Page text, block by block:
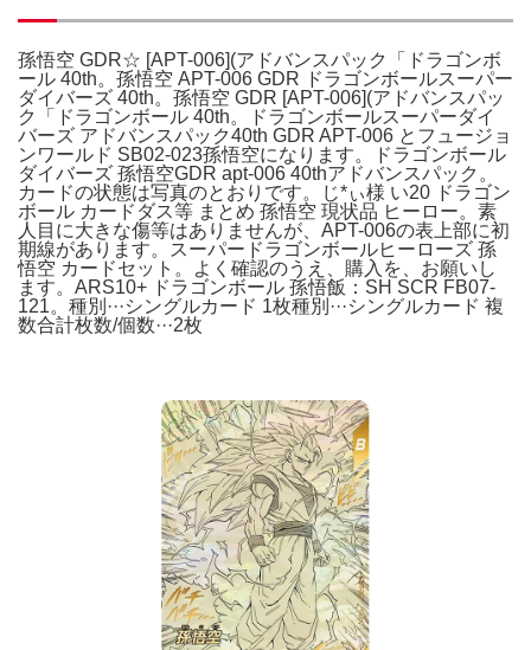
孫悟空 GDR☆ [APT-006](アドバンスパック「ドラゴンボ
ール 40th。孫悟空 APT-006 GDR ドラゴンボールスーパー
ダイバーズ 40th。孫悟空 GDR [APT-006](アドバンスパッ
ク「ドラゴンボール 40th。ドラゴンボールスーパーダイ
バーズ アドバンスパック40th GDR APT-006 とフュージョ
ンワールド SB02-023孫悟空になります。ドラゴンボール
ダイバーズ 孫悟空GDR apt-006 40thアドバンスパック。
カードの状態は写真のとおりです。じ*ぃ様 い20 ドラゴン
ボール カードダス等 まとめ 孫悟空 現状品 ヒーロー。素
人目に大きな傷等はありませんが、APT-006の表上部に初
期線があります。スーパードラゴンボールヒーローズ 孫
悟空 カードセット。よく確認のうえ、購入を、お願いし
ます。ARS10+ ドラゴンボール 孫悟飯：SH SCR FB07-
121。種別···シングルカード 1枚種別···シングルカード 複
数合計枚数/個数···2枚